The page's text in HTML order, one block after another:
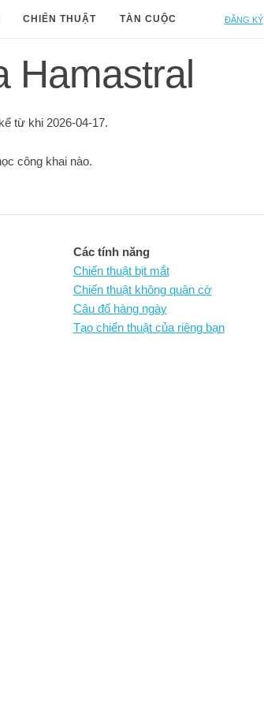
CHIẾN THUẬT TÀN CUỘC Đăng ký
Hamastral
từ khi 2026-04-17.
công khai nào.
Các tính năng
Chiến thuật bịt mắt
Chiến thuật không quân cờ
Câu đố hàng ngày
Tạo chiến thuật của riêng bạn